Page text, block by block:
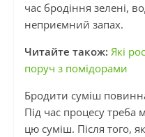
час бродіння зелені,
неприємний запах.
Читайте також: Які
поруч з помідорами
Бродити суміш
Під час процесу
цю суміш. Після того,